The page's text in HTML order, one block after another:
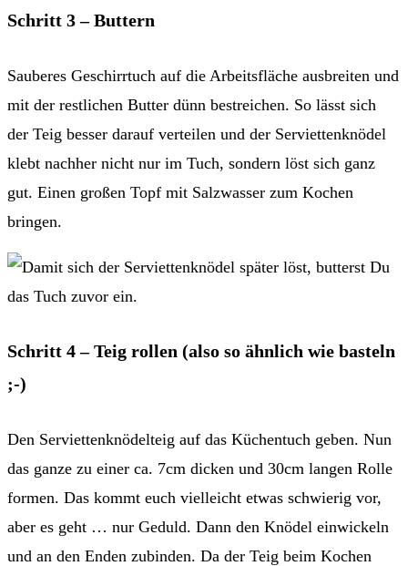
Schritt 3 – Buttern
Sauberes Geschirrtuch auf die Arbeitsfläche ausbreiten und
mit der restlichen Butter dünn bestreichen. So lässt sich
der Teig besser darauf verteilen und der Serviettenknödel
klebt nachher nicht nur im Tuch, sondern löst sich ganz
gut. Einen großen Topf mit Salzwasser zum Kochen
bringen.
Schritt 4 – Teig rollen (also so ähnlich wie basteln
;-)
Den Serviettenknödelteig auf das Küchentuch geben. Nun
das ganze zu einer ca. 7cm dicken und 30cm langen Rolle
formen. Das kommt euch vielleicht etwas schwierig vor,
aber es geht … nur Geduld. Dann den Knödel einwickeln
und an den Enden zubinden. Da der Teig beim Kochen